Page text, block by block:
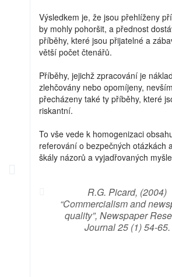
Výsledkem je, že jsou přehlíženy
by mohly pohoršit, a přednost
příběhy, které jsou přijatelné a
větší počet čtenářů.
Příběhy, jejichž zpracování je
zlehčovány nebo opomíjeny,
přecházeny také ty příběhy, které
riskantní.
To vše vede k homogenizaci
referování o bezpečných otázkách
škály názorů a vyjadřovaných
R.G. Picard, (2004)
“Commercialism and
quality”, Newspaper
Journal 25 (1) 54-65.